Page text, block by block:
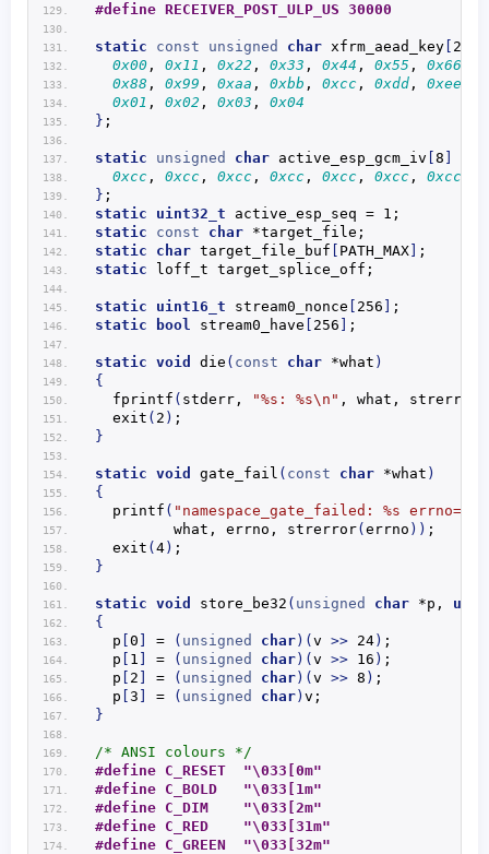
#define RECEIVER_POST_ULP_US 30000
static const unsigned char xfrm_aead_key 20
0x00 , 0x11 , 0x22 , 0x33 , 0x44 , 0x55 , 0x66
0x88 , 0x99 , 0xaa , 0xbb , 0xcc , 0xdd , 0xee
0x01 , 0x02 , 0x03 , 0x04
} ;
static unsigned char active_esp_gcm_iv 8
0xcc , 0xcc , 0xcc , 0xcc , 0xcc , 0xcc , 0xcc
} ;
static
uint32_t active_esp_seq = 1;
static
const char *target_file;
static
char target_file_buf PATH_MAX
;
static loff_t target_splice_off;
static uint16_t stream0_nonce 256
;
static
bool stream0_have 256 ;
static void die ( const char *what )
{
fprintf ( stderr, "%s: %s\n" , what, strerror
exit ( 2 ) ;
}
static void gate_fail ( const char *what )
{
printf ( "namespace_gate_failed: %s
         what, errno,
strerror( errno )) ;
exit ( 4) ;
}
static void store_be32 ( unsigned char *p,
{
  p
0 = ( unsigned char)( v >> 24) ;
  p
1 = ( unsigned char)( v >> 16 ) ;
  p
2 = ( unsigned char)( v >> 8 ) ;
  p
3 = ( unsigned char) v;
}
/* ANSI colours */
#define C_RESET  "\033[0m"
#define C_BOLD   "\033[1m"
#define C_DIM    "\033[2m"
#define C_RED    "\033[31m"
#define C_GREEN  "\033[32m"